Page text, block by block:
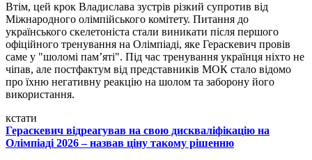
Втім, цей крок Владислава зустрів різкий супротив від
Міжнародного олімпійського комітету. Питання до
українського скелетоніста стали виникати після першого
офіційного тренування на Олімпіаді, яке Гераскевич провів
саме у "шоломі пам’яті". Під час тренування українця ніхто не
чіпав, але постфактум від представників МОК стало відомо
про їхню негативну реакцію на шолом та заборону його
використання.
кстати
Гераскевич відреагував на свою дискваліфікацію на
Олімпіаді 2026 – назвав ціну такому рішенню